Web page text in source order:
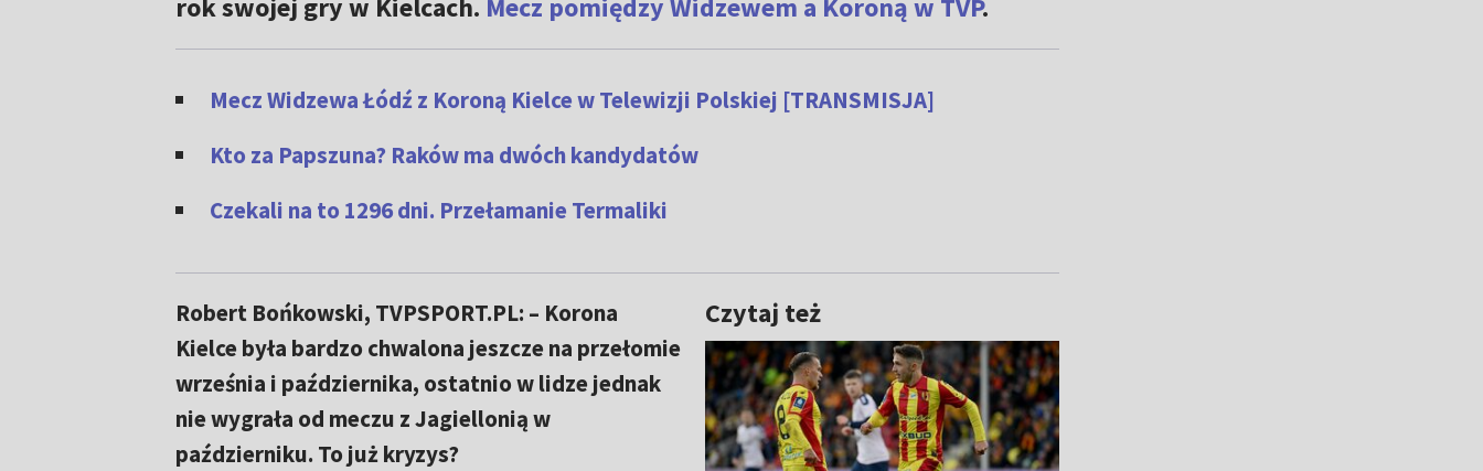
rok swojej gry w Kielcach. Mecz pomiędzy Widzewem a Koroną w TVP.
Mecz Widzewa Łódź z Koroną Kielce w Telewizji Polskiej [TRANSMISJA]
Kto za Papszuna? Raków ma dwóch kandydatów
Czekali na to 1296 dni. Przełamanie Termaliki
Czytaj też
Robert Bońkowski, TVPSPORT.PL: – Korona
Kielce była bardzo chwalona jeszcze na przełomie
września i października, ostatnio w lidze jednak
nie wygrała od meczu z Jagiellonią w
październiku. To już kryzys?